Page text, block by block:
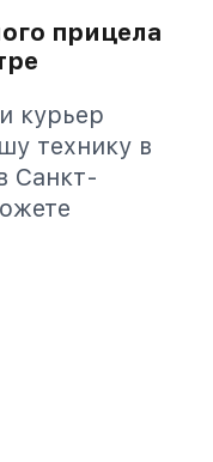
прицела
курьер
технику в
Санкт-